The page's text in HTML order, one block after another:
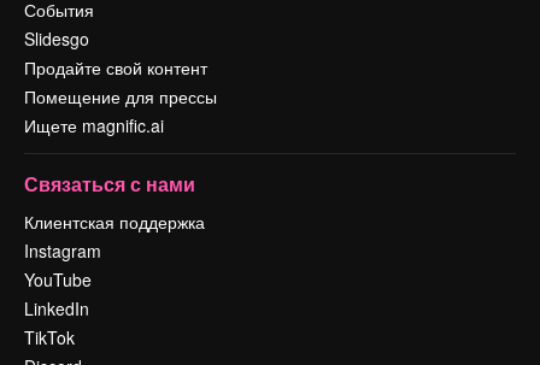
События
Slidesgo
Продайте свой контент
Помещение для прессы
Ищете magnific.ai
Связаться с нами
Клиентская поддержка
Instagram
YouTube
LinkedIn
TikTok